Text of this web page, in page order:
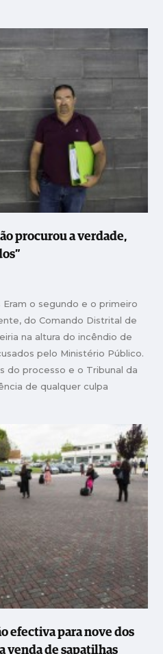
procurou a verdade,
o segundo e o primeiro
do Comando Distrital de
na altura do incêndio de
pelo Ministério Público.
do processo e o Tribunal da
de qualquer culpa
efectiva para nove dos
venda de sapatilhas